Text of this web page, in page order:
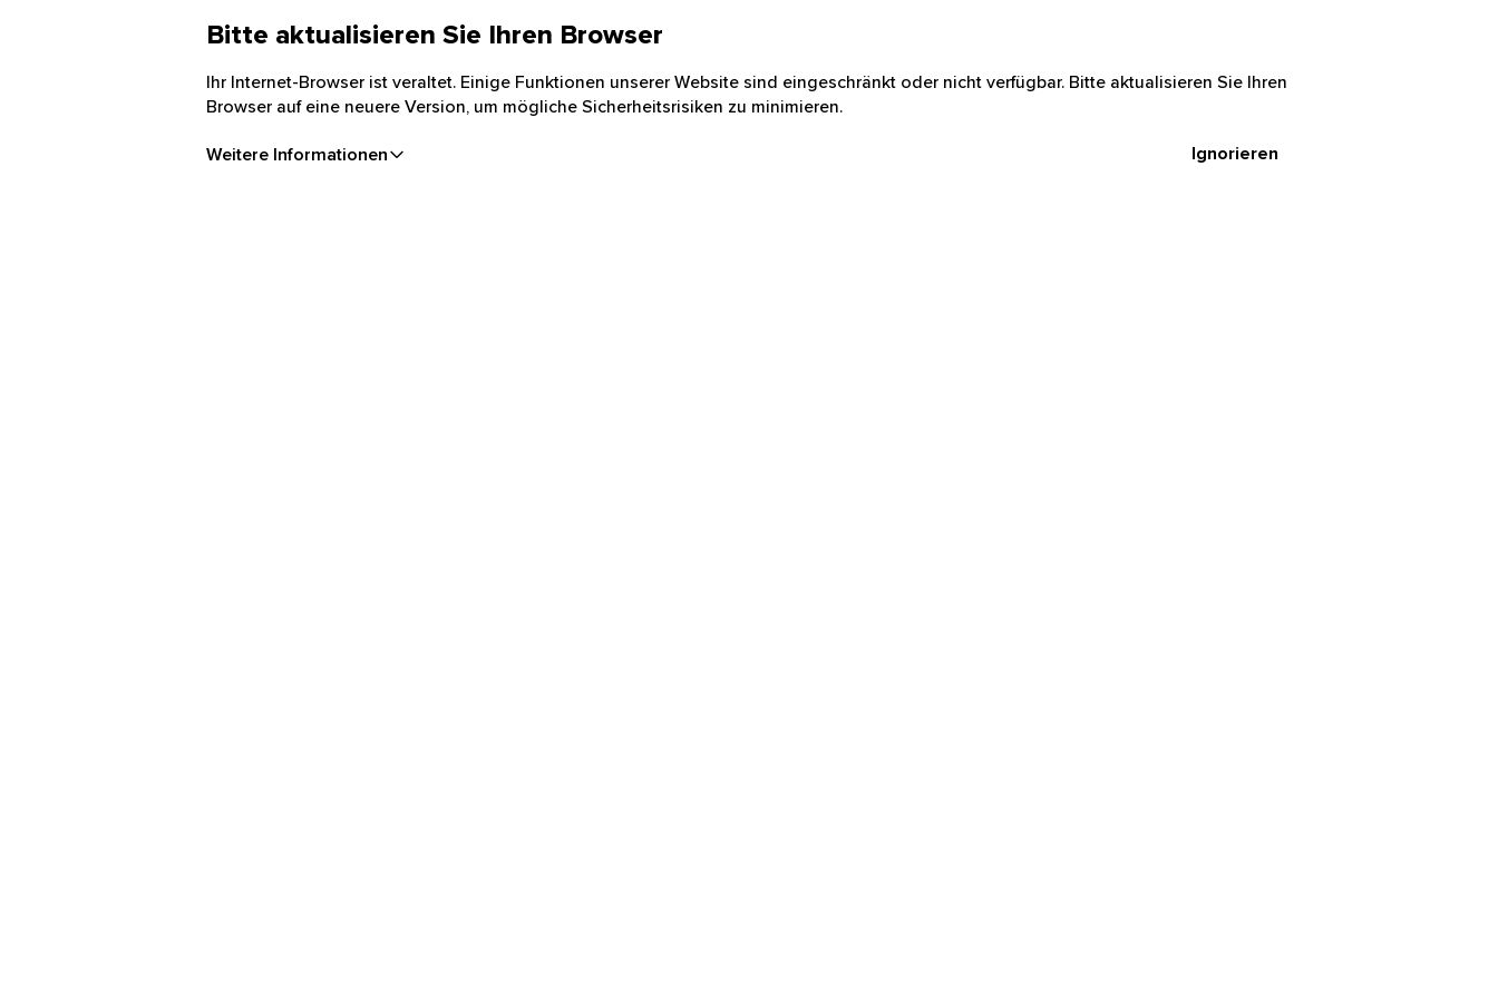
Bitte aktualisieren Sie Ihren Browser
Ihr Internet-Browser ist veraltet. Einige Funktionen unserer Website sind eingeschränkt oder nicht verfügbar. Bitte aktualisieren Sie Ihren
Browser auf eine neuere Version, um mögliche Sicherheitsrisiken zu minimieren.
Weitere Informationen Ignorieren